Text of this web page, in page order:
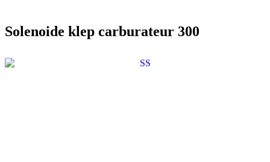
Solenoide klep carburateur 300